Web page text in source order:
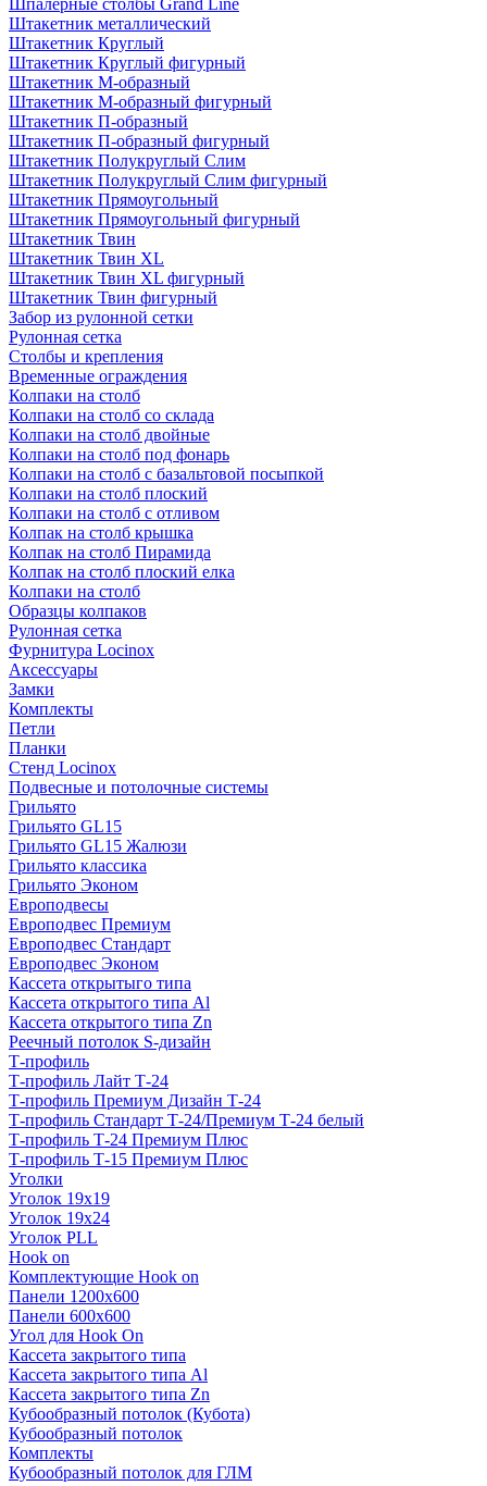
Шпалерные столбы Grand Line
Штакетник металлический
Штакетник Круглый
Штакетник Круглый фигурный
Штакетник М-образный
Штакетник М-образный фигурный
Штакетник П-образный
Штакетник П-образный фигурный
Штакетник Полукруглый Слим
Штакетник Полукруглый Слим фигурный
Штакетник Прямоугольный
Штакетник Прямоугольный фигурный
Штакетник Твин
Штакетник Твин XL
Штакетник Твин XL фигурный
Штакетник Твин фигурный
Забор из рулонной сетки
Рулонная сетка
Столбы и крепления
Временные ограждения
Колпаки на столб
Колпаки на столб со склада
Колпаки на столб двoйные
Колпаки на столб под фонарь
Колпаки на столб с базальтовой посыпкой
Колпаки на столб плоский
Колпаки на столб с отливом
Колпак на столб крышка
Колпак на столб Пирамида
Колпак на столб плоский елка
Колпаки на столб
Образцы колпаков
Рулонная сетка
Фурнитура Locinox
Аксессуары
Замки
Комплекты
Петли
Планки
Стенд Locinox
Подвесные и потолочные системы
Грильято
Грильято GL15
Грильято GL15 Жалюзи
Грильято классика
Грильято Эконом
Европодвесы
Европодвес Премиум
Европодвес Стандарт
Европодвес Эконом
Кассета открытыго типа
Кассета открытого типа Al
Кассета открытого типа Zn
Реечный потолок S-дизайн
Т-профиль
Т-профиль Лайт Т-24
Т-профиль Премиум Дизайн Т-24
Т-профиль Стандарт Т-24/Премиум Т-24 белый
Т-профиль Т-24 Премиум Плюс
Т-профиль Т-15 Премиум Плюс
Уголки
Уголок 19х19
Уголок 19х24
Уголок PLL
Hook on
Комплектующие Hook on
Панели 1200х600
Панели 600х600
Угол для Hook On
Кассета закрытого типа
Кассета закрытого типа Al
Кассета закрытого типа Zn
Кубообразный потолок (Кубота)
Кубообразный потолок
Комплекты
Кубообразный потолок для ГЛМ